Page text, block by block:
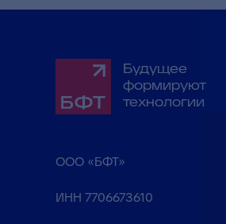
Будущее
формируют
технологии
ООО «БФТ»
ИНН 7706673610